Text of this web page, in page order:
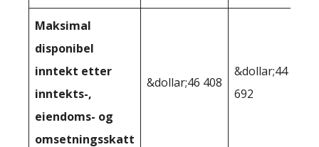
Maksimal
disponibel
inntekt etter
inntekts-,
eiendoms- og
omsetningsskatt
&dollar;46 408
&dollar;44
692